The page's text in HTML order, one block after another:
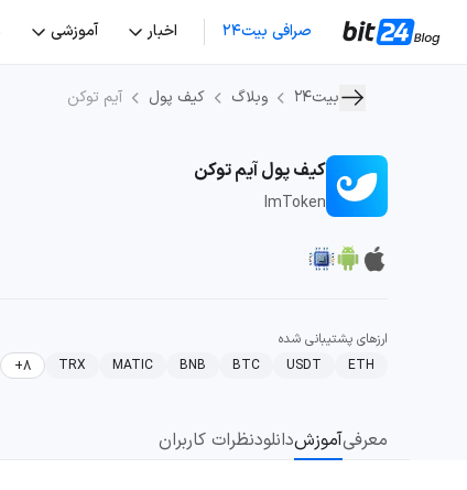
صرافی بیت۲۴ اخبار آموزشی
بیت۲۴ وبلاگ کیف پول آیم توکن
کیف پول آیم توکن
ImToken
ارز‌های پشتیبانی شده
ETH
USDT
BTC
BNB
MATIC
TRX
+8
معرفیآموزشدانلودنظرات کاربران